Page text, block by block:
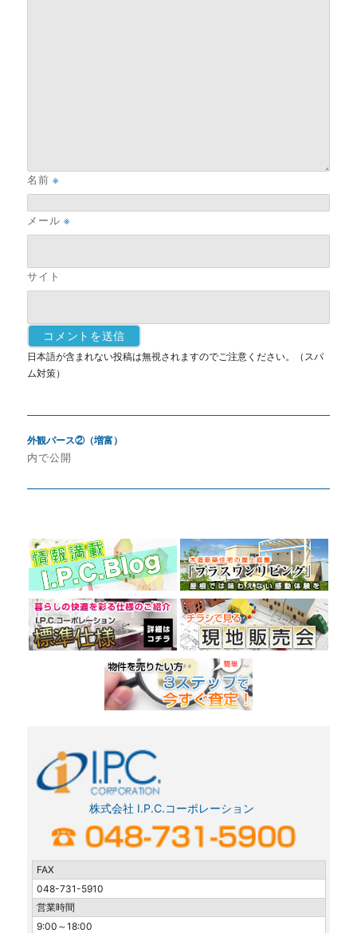
名前※
メール※
サイト
日本語が含まれない投稿は無視されますのでご注意ください。（スパ
ム対策）
稿
ー
シ
ョ
ン
外観パース②（増富）
内で公開
株式会社 I.P.C.コーポレーション
FAX
048-731-5910
営業時間
9:00～18:00